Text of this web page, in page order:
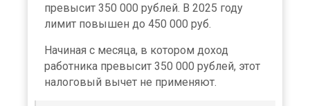
превысит 350 000 рублей. В 2025 году
лимит повышен до 450 000 руб.
Начиная с месяца, в котором доход
работника превысит 350 000 рублей, этот
налоговый вычет не применяют.